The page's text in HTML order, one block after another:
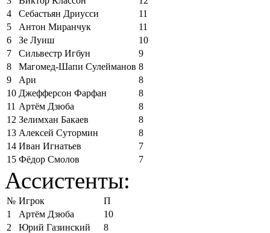
4
Себастьян Дриусси
11
5
Антон Миранчук
11
6
Зе Луиш
10
7
Сильвестр Игбун
9
8
Магомед-Шапи Сулейманов 8
9
Ари
8
10 Джефферсон Фарфан
8
11 Артём Дзюба
8
12 Зелимхан Бакаев
8
13 Алексей Сутормин
8
14 Иван Игнатьев
7
15 Фёдор Смолов 7
Ассистенты:
№ Игрок
П
1
Артём Дзюба
10
2
Юрий Газинский 8